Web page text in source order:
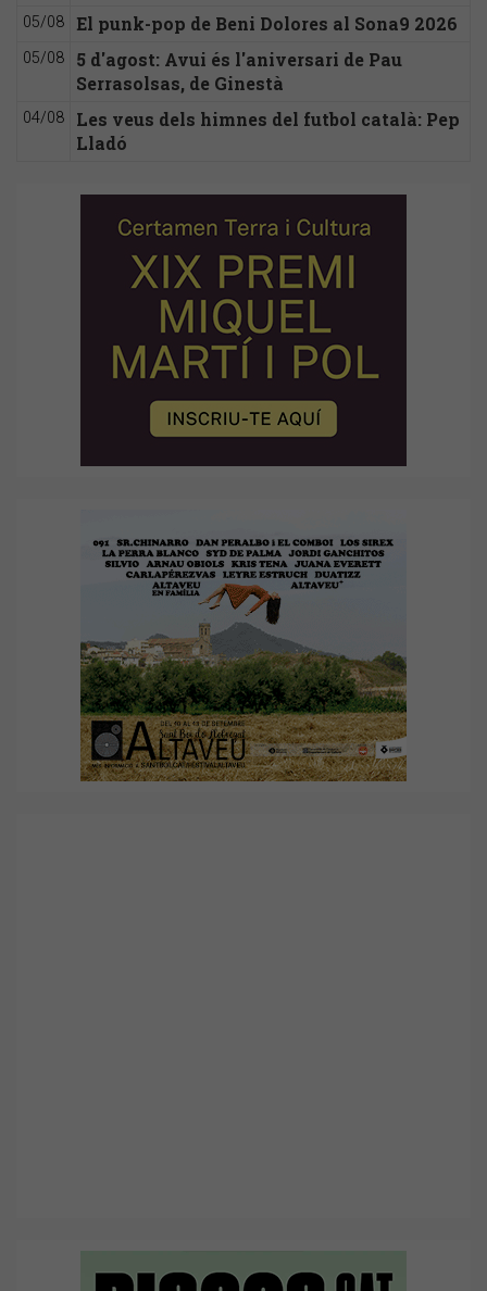
05/08 El punk-pop de Beni Dolores al Sona9 2026
05/08
5 d'agost: Avui és l'aniversari de Pau
Serrasolsas, de Ginestà
04/08
Les veus dels himnes del futbol català: Pep
Lladó